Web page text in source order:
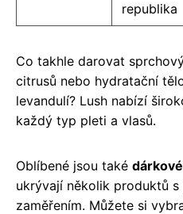
republika
Co takhle darovat
citrusů nebo hydratační
levandulí? Lush nabízí
každý typ pleti a vlasů.
Oblíbené jsou také
ukrývají několik produktů
zaměřením. Můžete si